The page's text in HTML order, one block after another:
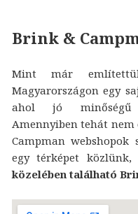
Brink &
Mint már
Magyarországon egy
ahol jó minőségű
Amennyiben tehát
Campman webshopok
egy térképet közlünk,
közelében található